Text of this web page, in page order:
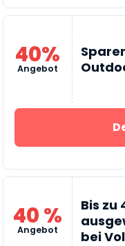
40%
Angebot
40 %
Angebot
Bis zu
bei